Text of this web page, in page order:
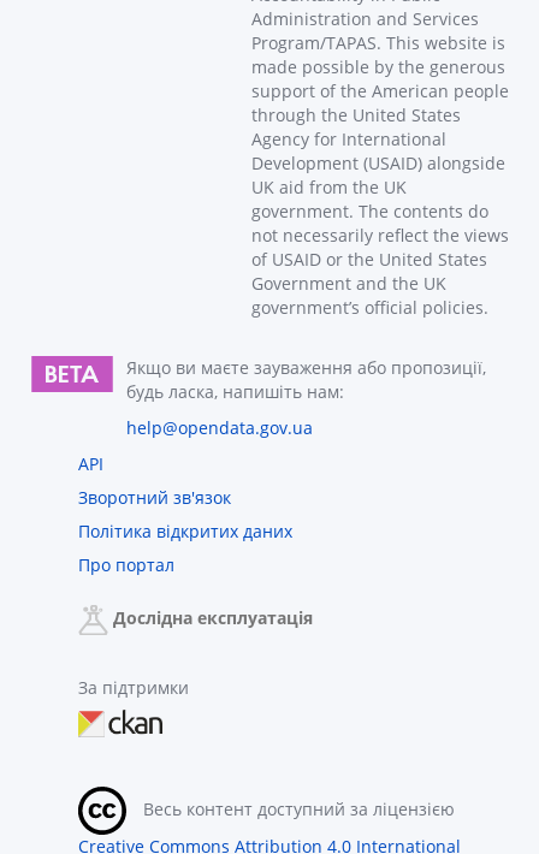
Administration and Services
Program/TAPAS. This website is
made possible by the generous
support of the American people
through the United States
Agency for International
Development (USAID) alongside
UK aid from the UK
government. The contents do
not necessarily reflect the views
of USAID or the United States
Government and the UK
government’s official policies.
Якщо ви маєте зауваження або пропозиції,
будь ласка, напишіть нам:
help@opendata.gov.ua
API
Зворотний зв'язок
Політика відкритих даних
Про портал
Дослідна експлуатація
За підтримки
Весь контент доступний за ліцензією
Creative Commons Attribution 4.0 International